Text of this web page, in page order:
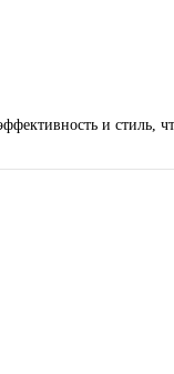
и стиль,